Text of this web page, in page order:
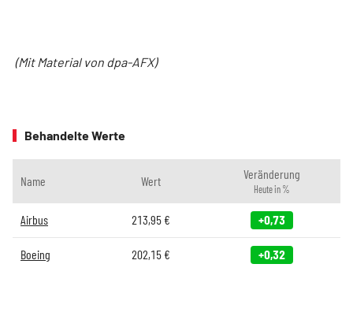
(Mit Material von dpa-AFX)
Behandelte Werte
Name Wert Veränderung
Heute in %
Airbus 213,95 € +0,73
Boeing 202,15 € +0,32